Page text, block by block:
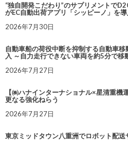
“独自開発こだわり”のサプリメントで
がEC自動出荷アプリ「シッピーノ」を導
2026年7月30日
自動車船の荷役中断を抑制する自動車
入 ～自力走行できない車両を約5分で移
2026年7月27日
【㈱ハナインターナショナル×星清重
更なる強化ねらう
2026年7月27日
東京ミッドタウン八重洲でロボット配